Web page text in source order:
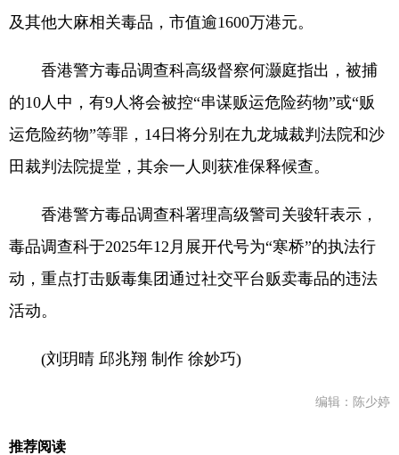
及其他大麻相关毒品，市值逾1600万港元。
香港警方毒品调查科高级督察何灏庭指出，被捕
的10人中，有9人将会被控“串谋贩运危险药物”或“贩
运危险药物”等罪，14日将分别在九龙城裁判法院和沙
田裁判法院提堂，其余一人则获准保释候查。
香港警方毒品调查科署理高级警司关骏轩表示，
毒品调查科于2025年12月展开代号为“寒桥”的执法行
动，重点打击贩毒集团通过社交平台贩卖毒品的违法
活动。
(刘玥晴 邱兆翔 制作 徐妙巧)
编辑：陈少婷
推荐阅读